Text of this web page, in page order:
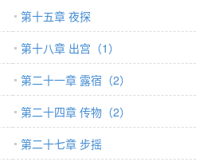
第十五章 夜探
第十八章 出宫（1）
第二十一章 露宿（2）
第二十四章 传物（2）
第二十七章 步摇